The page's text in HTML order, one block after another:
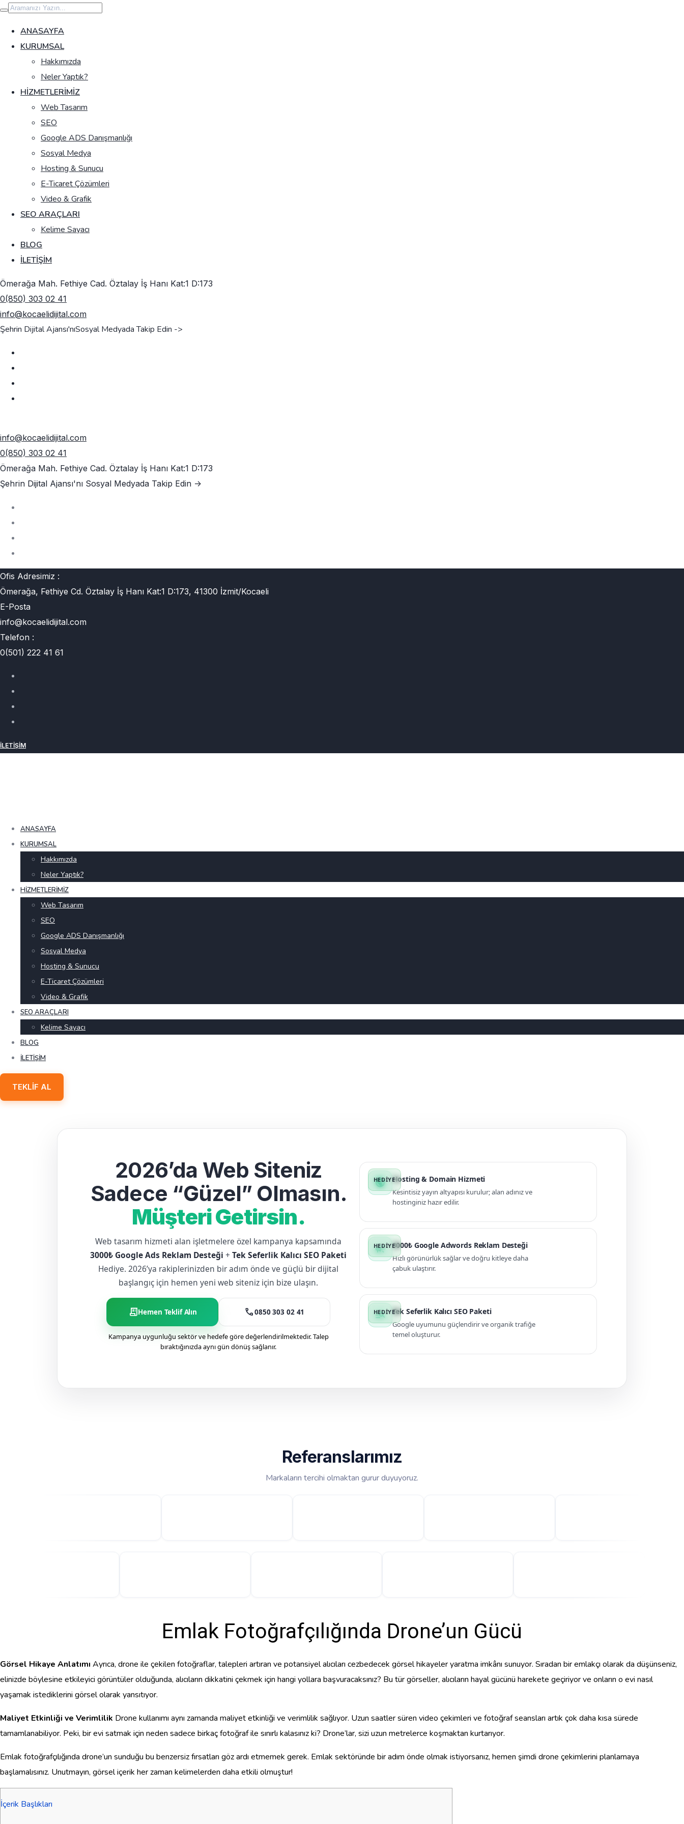
İçeriğe
geç
ANASAYFA
KURUMSAL
Hakkımızda
Neler Yaptık?
HIZMETLERIMIZ
Web Tasarım
SEO
Google ADS Danışmanlığı
Sosyal Medya
Hosting & Sunucu
E-Ticaret Çözümleri
Video & Grafik
SEO ARAÇLARI
Kelime Sayacı
BLOG
İLETIŞIM
Ömerağa Mah. Fethiye Cad. Öztalay İş Hanı Kat:1 D:173
0(850) 303 02 41
info@kocaelidijital.com
Şehrin Dijital Ajansı'nıSosyal Medyada Takip Edin ->
info@kocaelidijital.com
0(850) 303 02 41
Ömerağa Mah. Fethiye Cad. Öztalay İş Hanı Kat:1 D:173
Şehrin Dijital Ajansı'nı Sosyal Medyada Takip Edin ->
Ofis Adresimiz :
Ömerağa, Fethiye Cd. Öztalay İş Hanı Kat:1 D:173, 41300 İzmit/Kocaeli
E-Posta
info@kocaelidijital.com
Telefon :
0(501) 222 41 61
İLETIŞIM
ANASAYFA
KURUMSAL
Hakkımızda
Neler Yaptık?
HIZMETLERIMIZ
Web Tasarım
SEO
Google ADS Danışmanlığı
Sosyal Medya
Hosting & Sunucu
E-Ticaret Çözümleri
Video & Grafik
SEO ARAÇLARI
Kelime Sayacı
BLOG
İLETIŞIM
TEKLIF AL
2026’da Web Siteniz
Sadece “Güzel” Olmasın.
Müşteri Getirsin.
Web tasarım hizmeti alan işletmelere özel kampanya kapsamında
3000₺ Google Ads Reklam Desteği +Tek Seferlik Kalıcı SEO Paketi
Hediye. 2026’ya rakiplerinizden bir adım önde ve güçlü bir dijital
başlangıç için hemen yeni web siteniz için bize ulaşın.
receipt_longHemen Teklif Alın call0850 303 02 41
Kampanya uygunluğu sektör ve hedefe göre değerlendirilmektedir. Talep
bıraktığınızda aynı gün dönüş sağlanır.
public Hosting & Domain Hizmeti
Kesintisiz yayın altyapısı kurulur; alan adınız ve
hostinginiz hazır edilir.
campaign 3000₺ Google Adwords Reklam Desteği
Hızlı görünürlük sağlar ve doğru kitleye daha
çabuk ulaştırır.
manage_search Tek Seferlik Kalıcı SEO Paketi
Google uyumunu güçlendirir ve organik trafiğe
temel oluşturur.
Referanslarımız
Markaların tercihi olmaktan gurur duyuyoruz.
Emlak Fotoğrafçılığında Drone’un Gücü
Görsel Hikaye Anlatımı Ayrıca, drone ile çekilen fotoğraflar, talepleri artıran ve potansiyel alıcıları cezbedecek görsel hikayeler yaratma imkânı sunuyor. Sıradan bir emlakçı olarak da düşünseniz,
elinizde böylesine etkileyici görüntüler olduğunda, alıcıların dikkatini çekmek için hangi yollara başvuracaksınız? Bu tür görseller, alıcıların hayal gücünü harekete geçiriyor ve onların o evi nasıl
yaşamak istediklerini görsel olarak yansıtıyor.
Maliyet Etkinliği ve Verimlilik Drone kullanımı aynı zamanda maliyet etkinliği ve verimlilik sağlıyor. Uzun saatler süren video çekimleri ve fotoğraf seansları artık çok daha kısa sürede
tamamlanabiliyor. Peki, bir evi satmak için neden sadece birkaç fotoğraf ile sınırlı kalasınız ki? Drone’lar, sizi uzun metrelerce koşmaktan kurtarıyor.
Emlak fotoğrafçılığında drone’un sunduğu bu benzersiz fırsatları göz ardı etmemek gerek. Emlak sektöründe bir adım önde olmak istiyorsanız, hemen şimdi drone çekimlerini planlamaya
başlamalısınız. Unutmayın, görsel içerik her zaman kelimelerden daha etkili olmuştur!
İçerik Başlıkları